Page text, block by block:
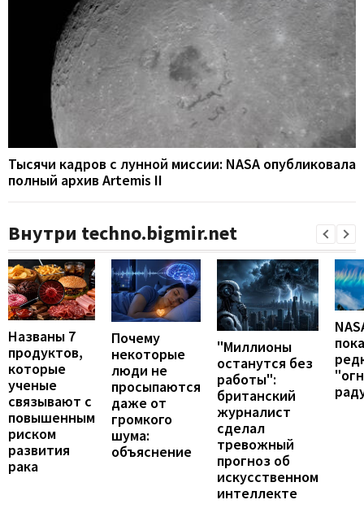
Тысячи кадров с лунной миссии: NASA опубликовала
полный архив Artemis II
Внутри techno.bigmir.net
Названы 7
продуктов,
которые
ученые
связывают с
повышенным
риском
развития
рака
Почему
некоторые
люди не
просыпаются
даже от
громкого
шума:
объяснение
"Миллионы
останутся без
работы":
британский
журналист
сделал
тревожный
прогноз об
искусственном
интеллекте